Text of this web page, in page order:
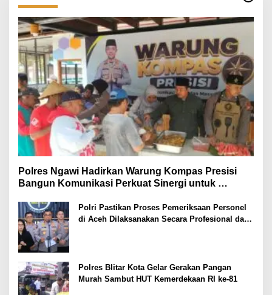
Polres Ngawi Hadirkan Warung Kompas Presisi
Bangun Komunikasi Perkuat Sinergi untuk
Polri Pastikan Proses Pemeriksaan Personel
di Aceh Dilaksanakan Secara Profesional dan
Polres Blitar Kota Gelar Gerakan Pangan
Murah Sambut HUT Kemerdekaan RI ke-81